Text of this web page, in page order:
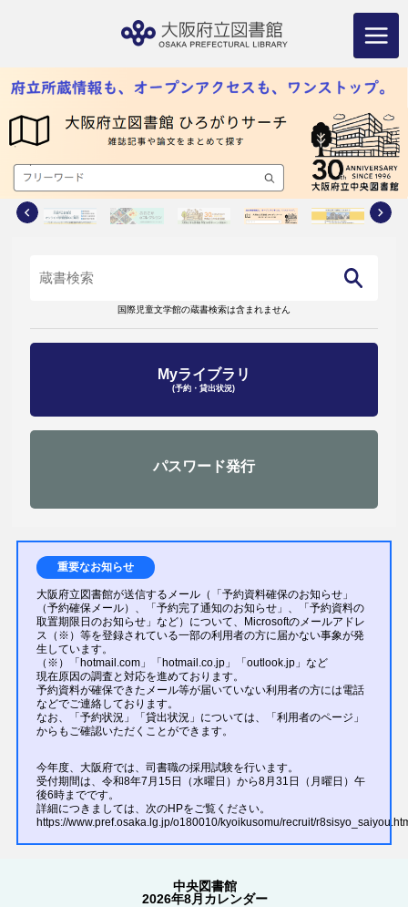
キ
国際児童文学館の蔵書検索は含まれません
Myライブラリ
(予約・貸出状況)
パスワード発行
重要なお知らせ
大阪府立図書館が送信するメール（「予約資料確保のお知らせ」
（予約確保メール）、「予約完了通知のお知らせ」、「予約資料の
取置期限日のお知らせ」など）について、Microsoftのメールアドレ
ス（※）等を登録されている一部の利用者の方に届かない事象が発
生しています。
（※）「hotmail.com」「hotmail.co.jp」「outlook.jp」など
現在原因の調査と対応を進めております。
予約資料が確保できたメール等が届いていない利用者の方には電話
などでご連絡しております。
なお、「予約状況」「貸出状況」については、「利用者のページ」
からもご確認いただくことができます。
今年度、大阪府では、司書職の採用試験を行います。
受付期間は、令和8年7月15日（水曜日）から8月31日（月曜日）午
後6時までです。
詳細につきましては、次のHPをご覧ください。
https://www.pref.osaka.lg.jp/o180010/kyoikusomu/recruit/
中央図書館
2026年8月カレンダー